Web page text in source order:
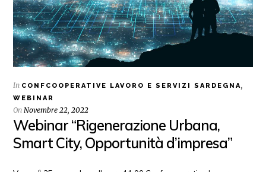
In CONFCOOPERATIVE LAVORO E SERVIZI SARDEGNA,
WEBINAR
OnNovembre 22, 2022
Webinar “Rigenerazione Urbana,
Smart City, Opportunità d’impresa”